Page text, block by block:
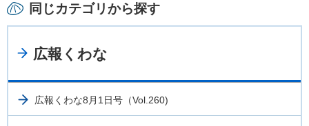
同じカテゴリから探す
広報くわな
広報くわな8月1日号（Vol.260)